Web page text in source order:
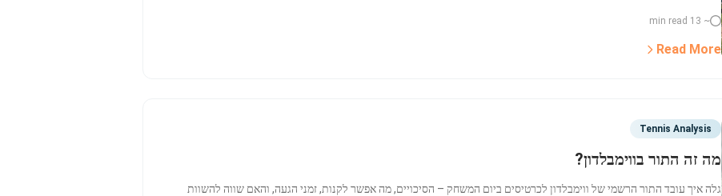
~ 13 min read
Read More
Tennis Analysis
מה זה התור בווימבלדון?
גלה איך עובד התור הרשמי של ווימבלדון לכרטיסים ביום המשחק – הסיכויים, מה אפשר לקנות, זמני הגעה, והאם שווה להשוות